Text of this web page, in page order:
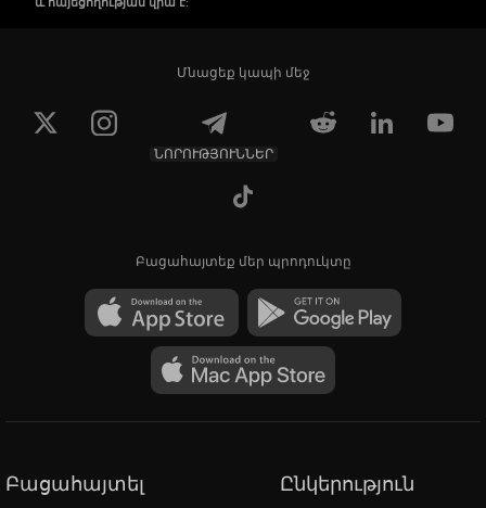
Մնացեք կապի մեջ
ՆՈՐՈՒԹՅՈՒՆՆԵՐ
Բացահայտեք մեր պրոդուկտը
Բացահայտել Ընկերություն